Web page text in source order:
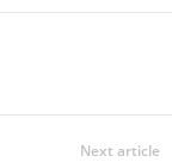
Next article